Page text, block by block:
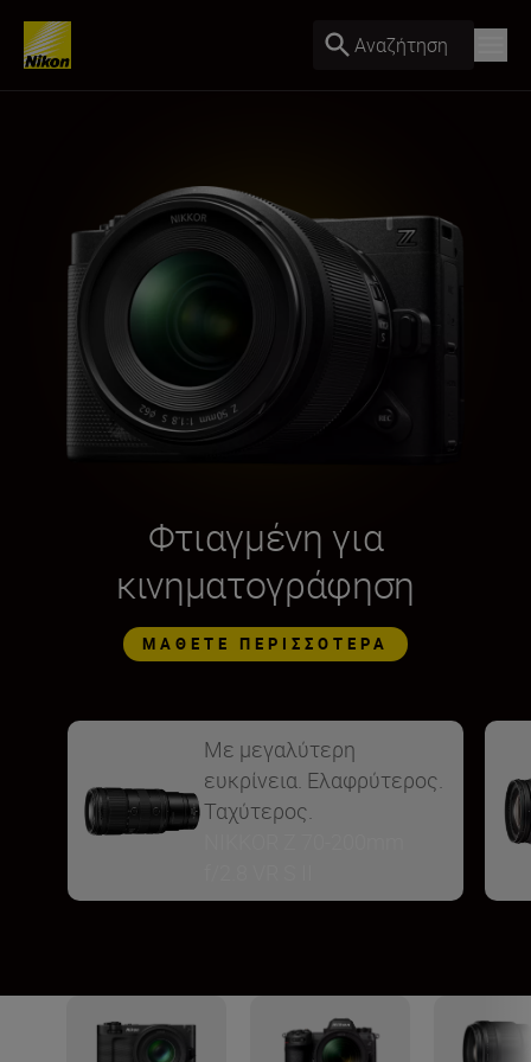
Αναζήτηση
Φτιαγμένη για
κινηματογράφηση
ΜΆΘΕΤΕ ΠΕΡΙΣΣΌΤΕΡΑ
Με μεγαλύτερη
ευκρίνεια. Ελαφρύτερος.
Ταχύτερος.